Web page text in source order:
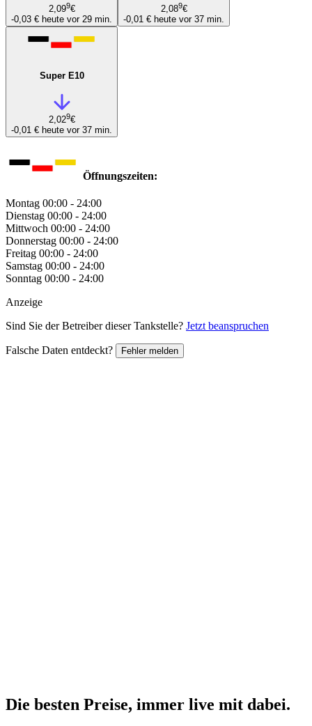
2,099€
-0,03 € heute vor 29 min.
2,089€
-0,01 € heute vor 37 min.
Super E10
2,029€
-0,01 € heute vor 37 min.
Öffnungszeiten:
Montag 00:00 - 24:00
Dienstag 00:00 - 24:00
Mittwoch 00:00 - 24:00
Donnerstag 00:00 - 24:00
Freitag 00:00 - 24:00
Samstag 00:00 - 24:00
Sonntag 00:00 - 24:00
Anzeige
Sind Sie der Betreiber dieser Tankstelle? Jetzt beanspruchen
Falsche Daten entdeckt? Fehler melden
Die besten Preise, immer live mit dabei.